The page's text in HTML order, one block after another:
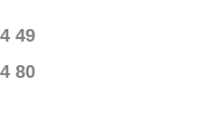
49
80